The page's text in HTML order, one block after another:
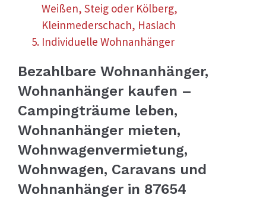
Weißen, Steig oder Kölberg,
Kleinmederschach, Haslach
Individuelle Wohnanhänger
Bezahlbare Wohnanhänger,
Wohnanhänger kaufen –
Campingträume leben,
Wohnanhänger mieten,
Wohnwagenvermietung,
Wohnwagen, Caravans und
Wohnanhänger in 87654